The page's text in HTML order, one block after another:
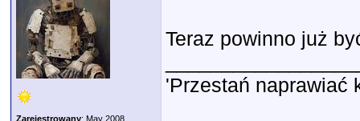
Zarejestrowany: May 2008
Teraz powinno już
'Przestań naprawiać